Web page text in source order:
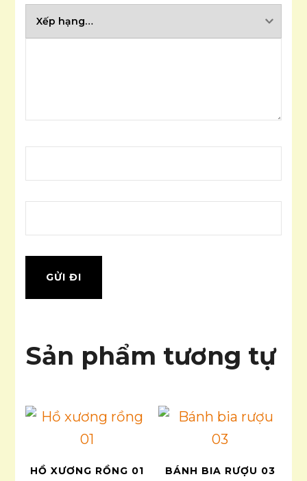
Sản phẩm tương tự
HỒ XƯƠNG RỒNG 01 BÁNH BIA RƯỢU 03